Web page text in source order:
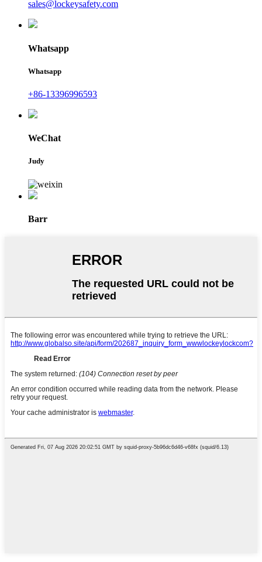
sales@lockeysafety.com
Whatsapp
Whatsapp
+86-13396996593
WeChat
Judy
Barr